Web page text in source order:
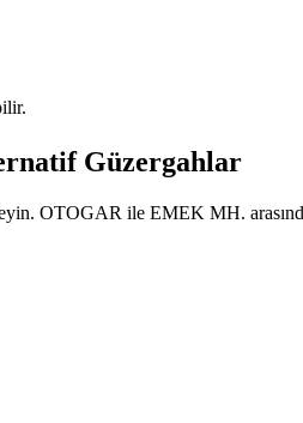
Güzergahlar
OTOGAR ile EMEK MH.